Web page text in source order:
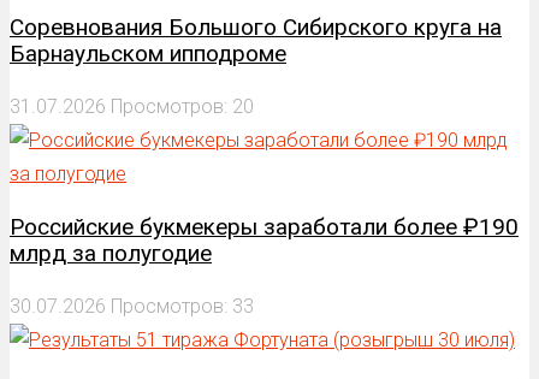
Соревнования Большого Сибирского круга на
Барнаульском ипподроме
31.07.2026 Просмотров: 20
Российские букмекеры заработали более ₽190
млрд за полугодие
30.07.2026 Просмотров: 33